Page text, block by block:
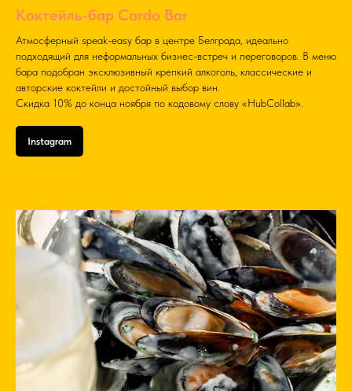
Коктейль-бар Cardo Bar
Атмосферный speak-easy бар в центре Белграда, идеально
подходящий для неформальных бизнес-встреч и переговоров. В меню
бара подобран эксклюзивный крепкий алкоголь, классические и
авторские коктейли и достойный выбор вин.
Скидка 10% до конца ноября по кодовому слову «HubCollab».
Instagram